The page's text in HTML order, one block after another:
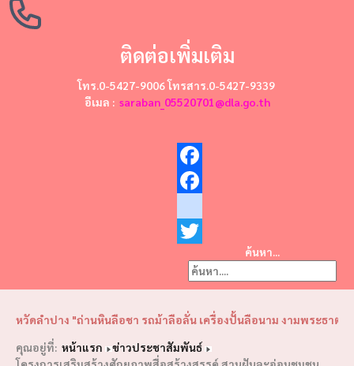
ติดต่อเพิ่มเติม
โทร.0-5427-9006 โทรสาร.0-5427-9339
อีเมล : saraban_05520701@dla.go.th
Twitter
ค้นหา...
ลำปาง "ถ่านหินลือชา รถม้าลือลั่น เครื่องปั้นลือนาม งามพระธาตุลือไก
คุณอยู่ที่: หน้าแรก
ข่าวประชาสัมพันธ์